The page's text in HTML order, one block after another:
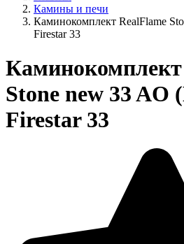
Камины и печи
Каминокомплект RealFlame
Firestar 33
Stone new 33 AO
Firestar 33